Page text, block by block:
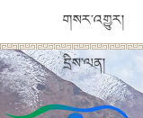
གསར་འགྱུར།
དྲིས་ལན།